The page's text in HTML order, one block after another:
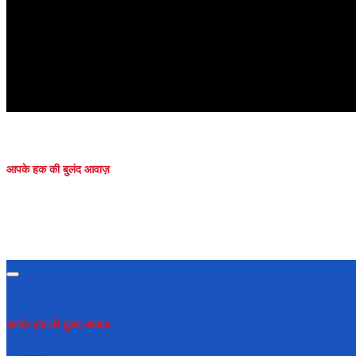
आपके हक की बुलंद आवाज़
आपके हक की बुलंद आवाज़